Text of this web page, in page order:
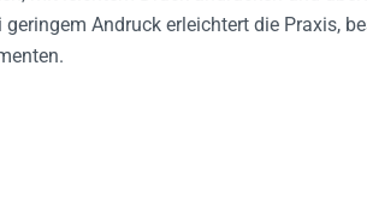
Andruck erleichtert die Praxis,